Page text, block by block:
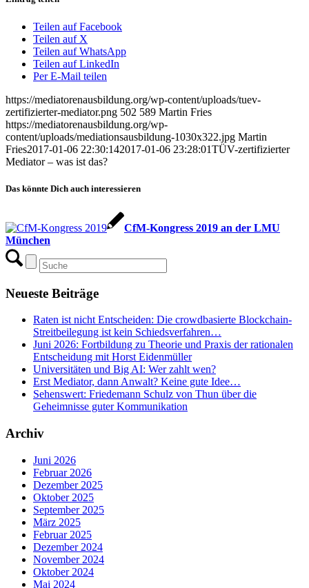
Teilen auf Facebook
Teilen auf X
Teilen auf WhatsApp
Teilen auf LinkedIn
Per E-Mail teilen
https://mediatorenausbildung.org/wp-content/uploads/tuev-
zertifizierter-mediator.png 502 589 Martin Fries
https://mediatorenausbildung.org/wp-
content/uploads/mediationsausbildung-1030x322.jpg Martin
Fries2017-01-06 22:30:142017-01-06 23:28:01TÜV-zertifizierter
Mediator – was ist das?
Das könnte Dich auch interessieren
CfM-Kongress 2019 an der LMU
München
Neueste Beiträge
Raten ist nicht Entscheiden: Die crowdbasierte Blockchain-
Streitbeilegung ist kein Schiedsverfahren…
Juni 2026: Fortbildung zu Theorie und Praxis der rationalen
Entscheidung mit Horst Eidenmüller
Universitäten und Big AI: Wer zahlt wen?
Erst Mediator, dann Anwalt? Keine gute Idee…
Sehenswert: Friedemann Schulz von Thun über die
Geheimnisse guter Kommunikation
Archiv
Juni 2026
Februar 2026
Dezember 2025
Oktober 2025
September 2025
März 2025
Februar 2025
Dezember 2024
November 2024
Oktober 2024
Mai 2024